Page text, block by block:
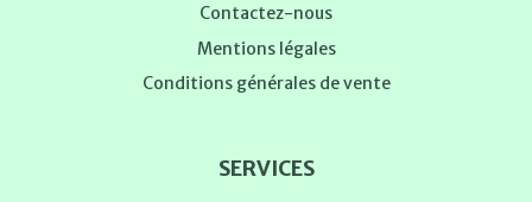
Contactez-nous
Mentions légales
Conditions générales de vente
SERVICES